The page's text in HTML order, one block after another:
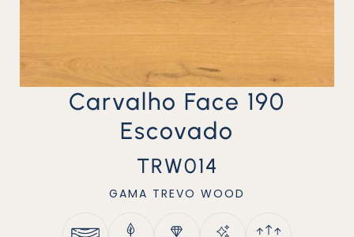
Carvalho Face 190
Escovado
TRW014
GAMA TREVO WOOD